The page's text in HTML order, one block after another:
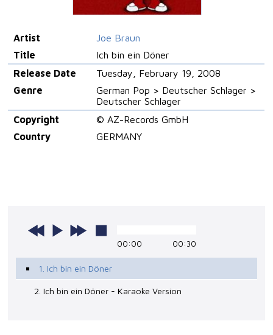
Artist
Joe Braun
Title
Ich bin ein Döner
Release Date
Tuesday, February 19, 2008
Genre
German Pop > Deutscher Schlager >
Deutscher Schlager
Copyright
© AZ-Records GmbH
Country
GERMANY
00:00 00:30
1. Ich bin ein Döner
2. Ich bin ein Döner - Karaoke Version